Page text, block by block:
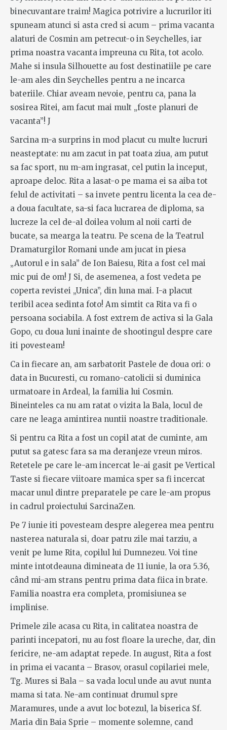
binecuvantare traim! Magica potrivire a lucrurilor iti
spuneam atunci si asta cred si acum – prima vacanta
alaturi de Cosmin am petrecut-o in Seychelles, iar
prima noastra vacanta impreuna cu Rita, tot acolo.
Mahe si insula Silhouette au fost destinatiile pe care
le-am ales din Seychelles pentru a ne incarca
bateriile. Chiar aveam nevoie, pentru ca, pana la
sosirea Ritei, am facut mai mult „foste planuri de
vacanta”! J
Sarcina m-a surprins in mod placut cu multe lucruri
neasteptate: nu am zacut in pat toata ziua, am putut
sa fac sport, nu m-am ingrasat, cel putin la inceput,
aproape deloc. Rita a lasat-o pe mama ei sa aiba tot
felul de activitati – sa invete pentru licenta la cea de-
a doua facultate, sa-si faca lucrarea de diploma, sa
lucreze la cel de-al doilea volum al noii carti de
bucate, sa mearga la teatru. Pe scena de la Teatrul
Dramaturgilor Romani unde am jucat in piesa
„Autorul e in sala” de Ion Baiesu, Rita a fost cel mai
mic pui de om! J Si, de asemenea, a fost vedeta pe
coperta revistei „Unica”, din luna mai. I-a placut
teribil acea sedinta foto! Am simtit ca Rita va fi o
persoana sociabila. A fost extrem de activa si la Gala
Gopo, cu doua luni inainte de shootingul despre care
iti povesteam!
Ca in fiecare an, am sarbatorit Pastele de doua ori: o
data in Bucuresti, cu romano-catolicii si duminica
urmatoare in Ardeal, la familia lui Cosmin.
Bineinteles ca nu am ratat o vizita la Bala, locul de
care ne leaga amintirea nuntii noastre traditionale.
Si pentru ca Rita a fost un copil atat de cuminte, am
putut sa gatesc fara sa ma deranjeze vreun miros.
Retetele pe care le-am incercat le-ai gasit pe Vertical
Taste si fiecare viitoare mamica sper sa fi incercat
macar unul dintre preparatele pe care le-am propus
in cadrul proiectului SarcinaZen.
Pe 7 iunie iti povesteam despre alegerea mea pentru
nasterea naturala si, doar patru zile mai tarziu, a
venit pe lume Rita, copilul lui Dumnezeu. Voi tine
minte intotdeauna dimineata de 11 iunie, la ora 5.36,
când mi-am strans pentru prima data fiica in brate.
Familia noastra era completa, promisiunea se
implinise.
Primele zile acasa cu Rita, in calitatea noastra de
parinti incepatori, nu au fost floare la ureche, dar, din
fericire, ne-am adaptat repede. In august, Rita a fost
in prima ei vacanta – Brasov, orasul copilariei mele,
Tg. Mures si Bala – sa vada locul unde au avut nunta
mama si tata. Ne-am continuat drumul spre
Maramures, unde a avut loc botezul, la biserica Sf.
Maria din Baia Sprie – momente solemne, cand